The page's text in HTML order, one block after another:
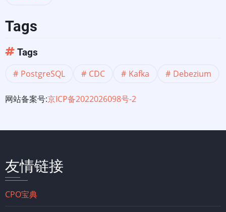
Tags
Tags
PostgreSQL CDC Kafka Debezium
网站备案号:京ICP备2022026098号-2
友情链接
CPO宝典